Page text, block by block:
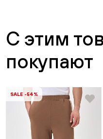
С этим
покупают
SALE -54%